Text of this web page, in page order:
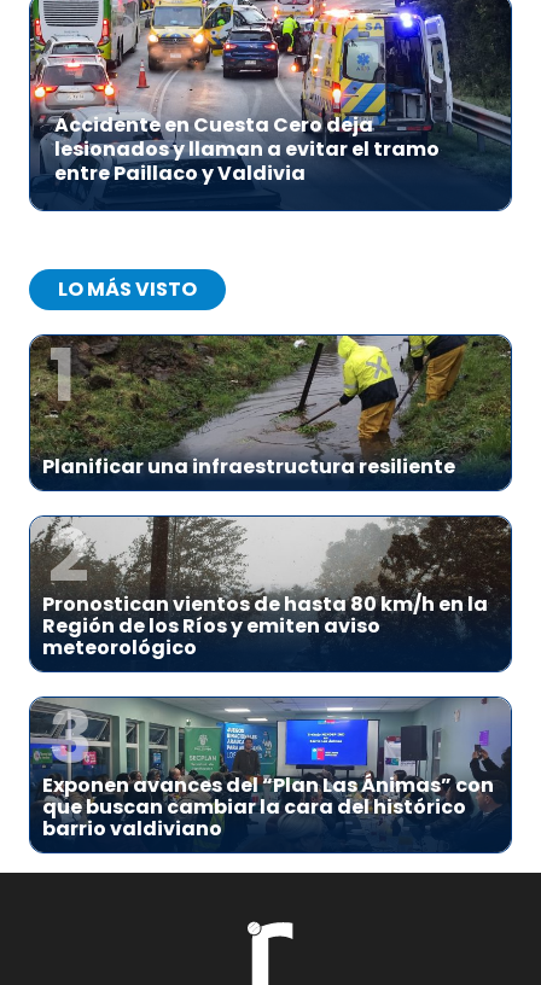
Accidente en Cuesta Cero deja
lesionados y llaman a evitar el tramo
entre Paillaco y Valdivia
LO MÁS VISTO
1
Planificar una infraestructura resiliente
2
Pronostican vientos de hasta 80 km/h en la
Región de los Ríos y emiten aviso
meteorológico
3
Exponen avances del “Plan Las Ánimas” con
que buscan cambiar la cara del histórico
barrio valdiviano